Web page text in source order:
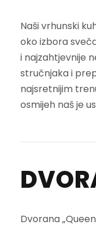
Naši vrhunski
oko izbora
i najzahtjevnije
stručnjaka i
najsretnijim
osmijeh naš je
Dvorana